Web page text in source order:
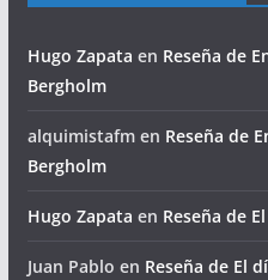
Hugo Zapata en Reseña de
Bergholm
alquimistafmen Reseña de
Bergholm
Hugo Zapata en Reseña de
Juan Pablo en Reseña de El